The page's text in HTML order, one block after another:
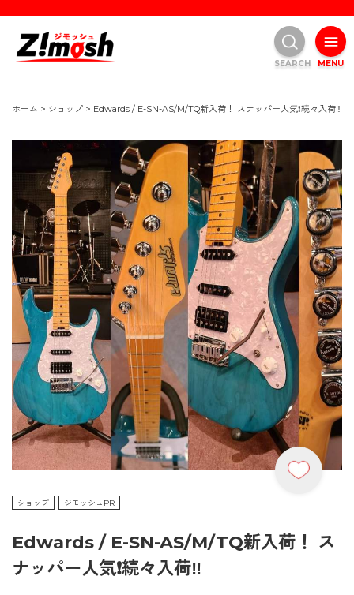
ホーム > ショップ > Edwards / E-SN-AS/M/TQ新入荷！ スナッパー人気❗続々入荷‼️
ショップ ジモッシュPR
Edwards / E-SN-AS/M/TQ新入荷！ ス
ナッパー人気❗続々入荷‼️
MENU
SEARCH